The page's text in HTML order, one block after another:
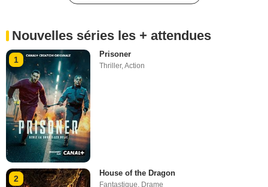
Nouvelles séries les + attendues
1
Prisoner
Thriller,Action
2
House of the Dragon
Fantastique Drame